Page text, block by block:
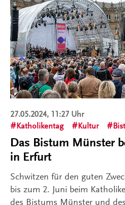
27.05.2024, 11:27 Uhr
Katholikentag
Kultur
Das Bistum Münster
in Erfurt
Schwitzen für den guten
bis zum 2. Juni beim
des Bistums Münster und